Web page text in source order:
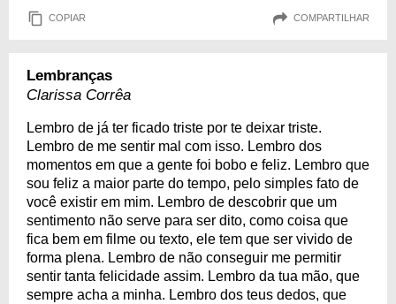
COPIAR COMPARTILHAR
Lembranças
Clarissa Corrêa
Lembro de já ter ficado triste por te deixar triste.
Lembro de me sentir mal com isso. Lembro dos
momentos em que a gente foi bobo e feliz. Lembro que
sou feliz a maior parte do tempo, pelo simples fato de
você existir em mim. Lembro de descobrir que um
sentimento não serve para ser dito, como coisa que
fica bem em filme ou texto, ele tem que ser vivido de
forma plena. Lembro de não conseguir me permitir
sentir tanta felicidade assim. Lembro da tua mão, que
sempre acha a minha. Lembro dos teus dedos, que